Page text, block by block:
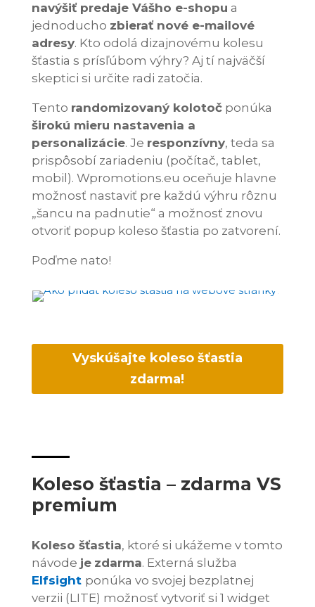
navýšiť predaje Vášho e-shopu a
jednoducho zbierať nové e-mailové
adresy. Kto odolá dizajnovému kolesu
šťastia s prísľúbom výhry? Aj tí najväčší
skeptici si určite radi zatočia.
Tento randomizovaný kolotočponúka
širokú mieru nastavenia a
personalizácie. Je responzívny, teda sa
prispôsobí zariadeniu (počítač, tablet,
mobil). Wpromotions.eu oceňuje hlavne
možnosť nastaviť pre každú výhru rôznu
„šancu na padnutie“ a možnosť znovu
otvoriť popup koleso šťastia po zatvorení.
Poďme nato!
Vyskúšajte koleso šťastia
zdarma!
Koleso šťastia – zdarma VS
premium
Koleso šťastia, ktoré si ukážeme v tomto
návode je zdarma. Externá služba
Elfsight ponúka vo svojej bezplatnej
verzii (LITE) možnosť vytvoriť si 1 widget